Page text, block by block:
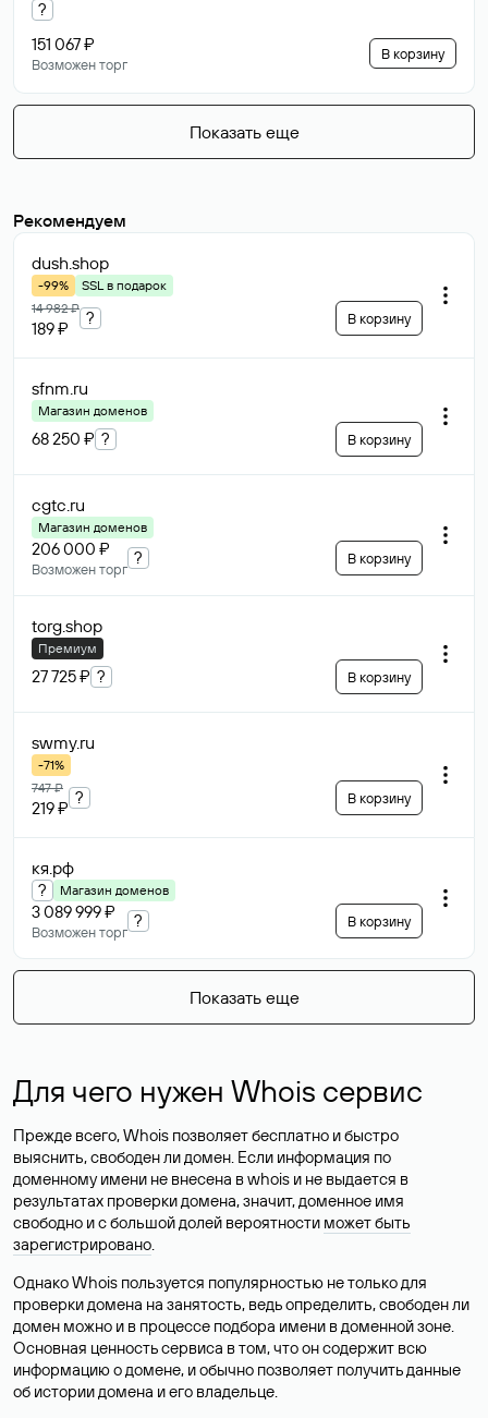
?
151 067 ₽
Возможен торг
В корзину
Показать еще
Рекомендуем
dush.shop
-99%
SSL в подарок
14 982 ₽
189 ₽
? В корзину
sfnm.ru
Магазин доменов
68 250 ₽ ? В корзину
cgtc.ru
Магазин доменов
206 000 ₽
Возможен торг
? В корзину
torg.shop
Премиум
27 725 ₽ ? В корзину
swmy.ru
-71%
747 ₽
219 ₽
? В корзину
кя.рф
? Магазин доменов
3 089 999 ₽
Возможен торг
? В корзину
Показать еще
Для чего нужен Whois сервис
Прежде всего, Whois позволяет бесплатно и быстро
выяснить, свободен ли домен. Если информация по
доменному имени не внесена в whois и не выдается в
результатах проверки домена, значит, доменное имя
свободно и с большой долей вероятности может быть
зарегистрировано.
Однако Whois пользуется популярностью не только для
проверки домена на занятость, ведь определить, свободен ли
домен можно и в процессе подбора имени в доменной зоне.
Основная ценность сервиса в том, что он содержит всю
информацию о домене, и обычно позволяет получить данные
об истории домена и его владельце.